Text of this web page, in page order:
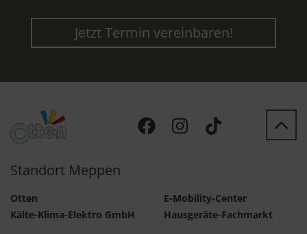
Jetzt Termin vereinbaren!
Standort Meppen
Otten
Kälte-Klima-Elektro GmbH
E-Mobility-Center
Hausgeräte-Fachmarkt